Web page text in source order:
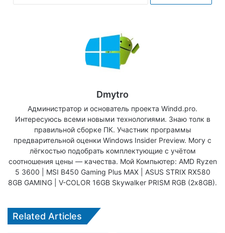
Dmytro
Администратор и основатель проекта Windd.pro.
Интересуюсь всеми новыми технологиями. Знаю толк в
правильной сборке ПК. Участник программы
предварительной оценки Windows Insider Preview. Могу с
лёгкостью подобрать комплектующие с учётом
соотношения цены — качества. Мой Компьютер: AMD Ryzen
5 3600 | MSI B450 Gaming Plus MAX | ASUS STRIX RX580
8GB GAMING | V-COLOR 16GB Skywalker PRISM RGB (2х8GB).
Related Articles